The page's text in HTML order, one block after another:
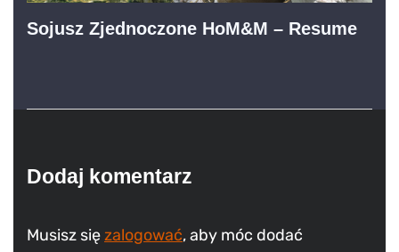
Sojusz Zjednoczone HoM&M – Resume
Dodaj komentarz
Musisz sięzalogować, aby móc dodać